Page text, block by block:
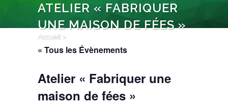
ATELIER « FABRIQUER
UNE MAISON DE FÉES »
Accueil >
« Tous les Évènements
Atelier « Fabriquer une
maison de fées »